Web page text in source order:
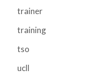
trainer
training
tso
ucll